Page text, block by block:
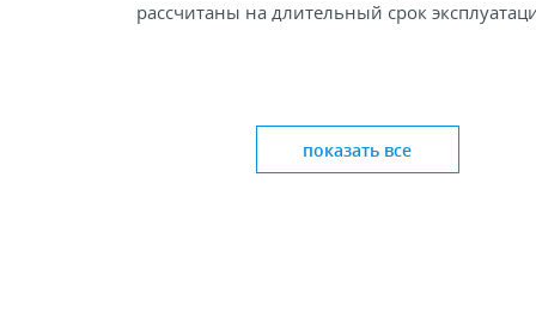
рассчитаны на длительный срок
показать все